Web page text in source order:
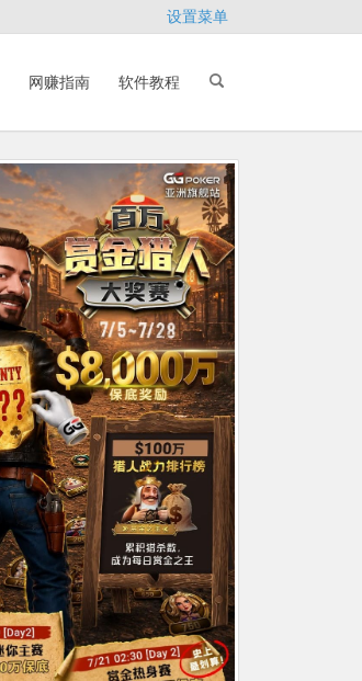
设置菜单
网赚指南 软件教程